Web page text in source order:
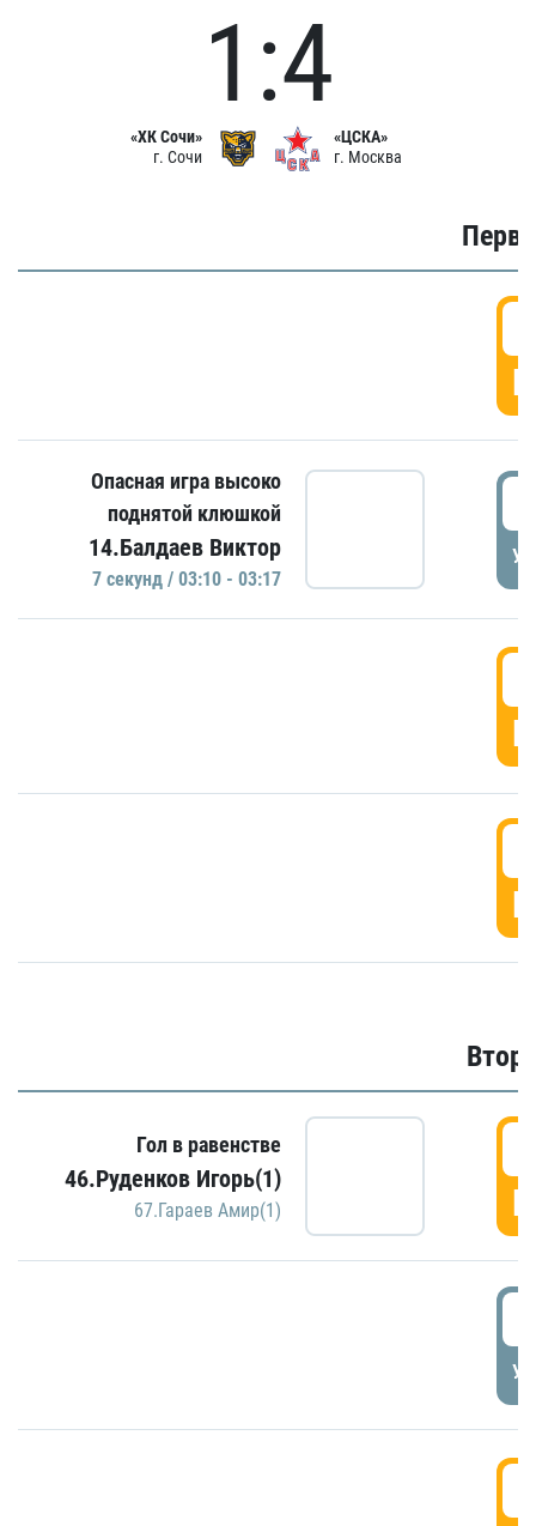
«ХК Сочи»
г. Сочи
1:4
«ЦСКА»
г. Москва
Опасная игра высоко
поднятой клюшкой
14.Балдаев Виктор
7 секунд / 03:10 - 03:17
Гол в равенстве
46.Руденков Игорь(1)
67.Гараев Амир(1)